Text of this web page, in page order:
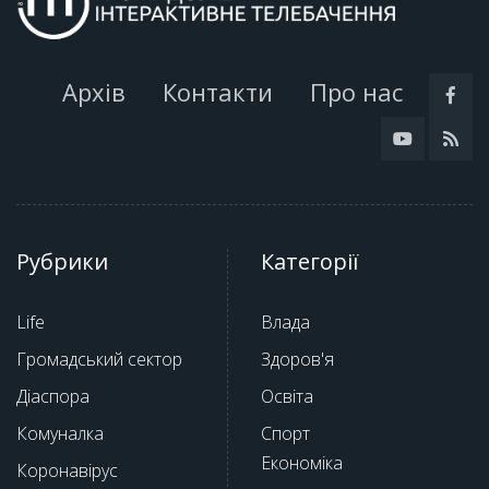
Архів Контакти Про нас
Рубрики
Life
Громадський сектор
Діаспора
Комуналка
Коронавірус
Категорії
Влада
Здоров'я
Освіта
Спорт
Економіка